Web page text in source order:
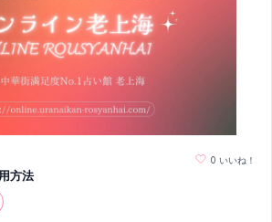
0 いいね！
方法